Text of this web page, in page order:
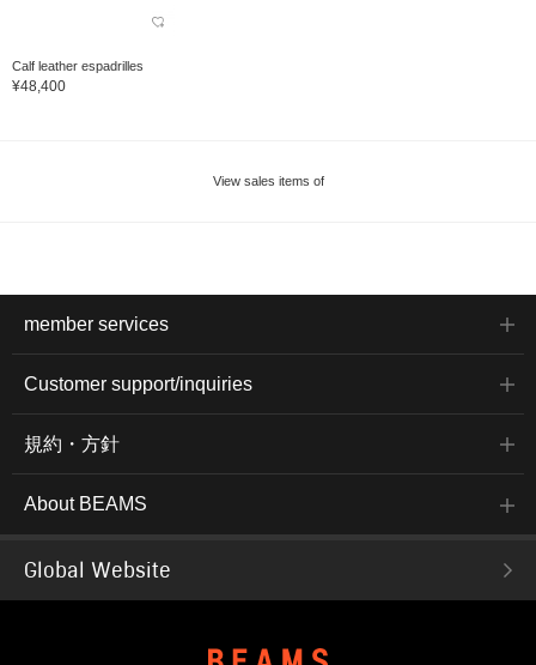
Calf leather espadrilles
¥48,400
View sales items of
member services
Customer support/inquiries
規約・方針
About BEAMS
Global Website